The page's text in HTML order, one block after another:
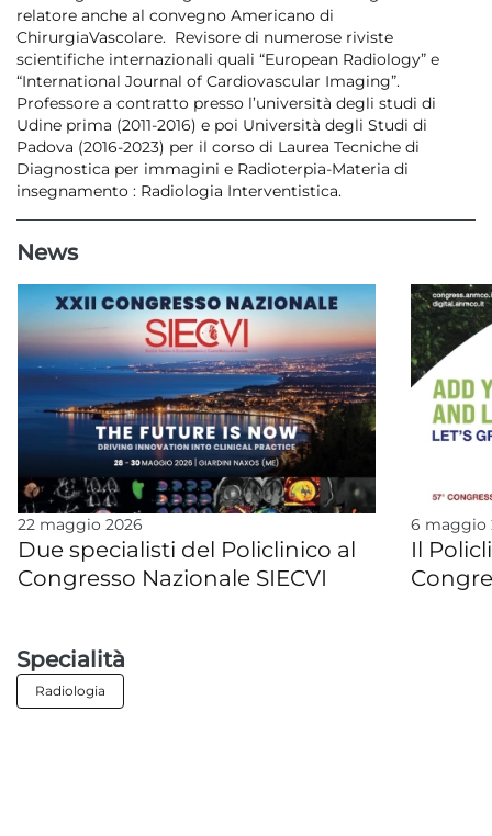
relatore anche al convegno Americano di
ChirurgiaVascolare. Revisore di numerose riviste
scientifiche internazionali quali “European Radiology” e
“International Journal of Cardiovascular Imaging”.
Professore a contratto presso l’università degli studi di
Udine prima (2011-2016) e poi Università degli Studi di
Padova (2016-2023) per il corso di Laurea Tecniche di
Diagnostica per immagini e Radioterpia-Materia di
insegnamento : Radiologia Interventistica.
News
22 maggio 2026
Due specialisti del Policlinico al
Congresso Nazionale SIECVI
6 maggio
Il
Specialità
Radiologia